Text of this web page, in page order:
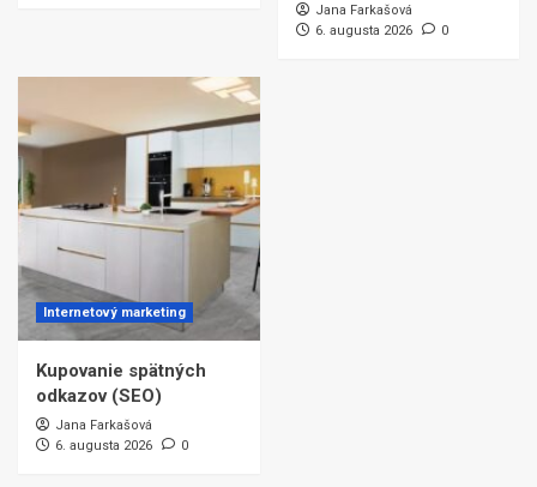
Jana Farkašová
6. augusta 2026
0
Internetový marketing
Kupovanie spätných
odkazov (SEO)
Jana Farkašová
6. augusta 2026
0